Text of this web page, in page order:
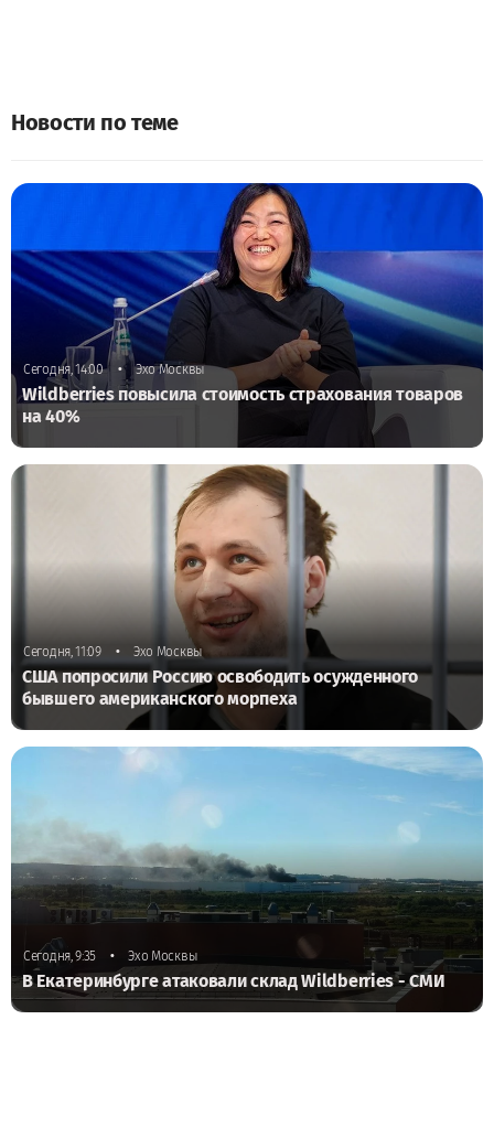
Новости по теме
Сегодня, 14:00 • Эхо Москвы
Wildberries повысила стоимость страхования товаров
на 40%
Сегодня, 11:09 • Эхо Москвы
США попросили Россию освободить осужденного
бывшего американского морпеха
Сегодня, 9:35 • Эхо Москвы
В Екатеринбурге атаковали склад Wildberries - СМИ